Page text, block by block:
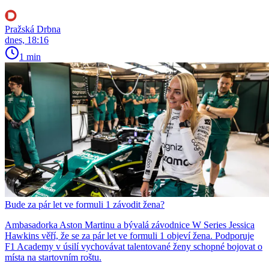
Pražská Drbna
dnes, 18:16
1 min
Bude za pár let ve formuli 1 závodit žena?
Ambasadorka Aston Martinu a bývalá závodnice W Series Jessica
Hawkins věří, že se za pár let ve formuli 1 objeví žena. Podporuje
F1 Academy v úsilí vychovávat talentované ženy schopné bojovat o
místa na startovním roštu.